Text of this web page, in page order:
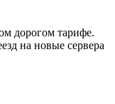
дорогом тарифе.
на новые сервера